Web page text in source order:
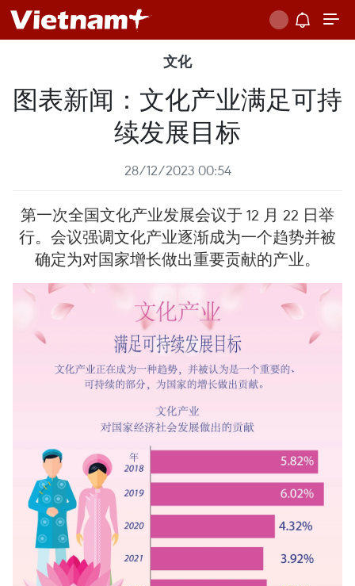
文化
图表新闻：文化产业满足可持
续发展目标
28/12/2023 00:54
第一次全国文化产业发展会议于 12 月 22 日举
行。会议强调文化产业逐渐成为一个趋势并被
确定为对国家增长做出重要贡献的产业。